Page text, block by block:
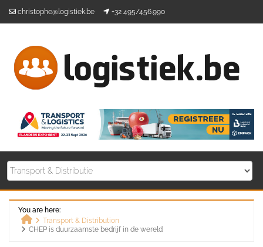
christophe@logistiek.be +32 495/456.990
You are here:
Home
Transport & Distribution
CHEP is duurzaamste bedrijf in de wereld